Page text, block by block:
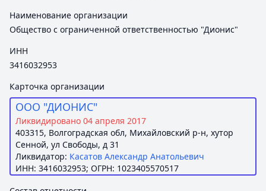
Наименование организации
Общество с ограниченной ответственностью "Дионис"
ИНН
3416032953
Карточка организации
ООО "ДИОНИС"
Ликвидировано 04 апреля 2017
403315, Волгоградская обл, Михайловский р-н, хутор
Сенной, ул Свободы, д 31
Ликвидатор: Касатов Александр Анатольевич
ИНН: 3416032953; ОГРН: 1023405570517